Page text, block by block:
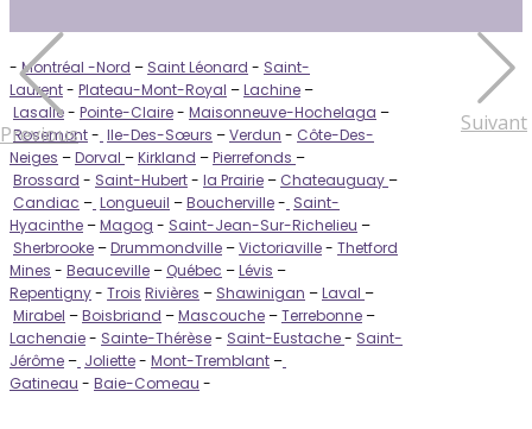
Previous Suivant
-Montréal -Nord – Saint Léonard - Saint-
Laurent- Plateau-Mont-Royal –Lachine –
Lasalle- Pointe-Claire- Maisonneuve-Hochelaga –
Rosemont- Ile-Des-Sœurs –Verdun - Côte-Des-
Neiges –Dorval –Kirkland –Pierrefonds –
Brossard - Saint-Hubert- la Prairie – Chateauguay –
Candiac – Longueuil –Boucherville- Saint-
Hyacinthe –Magog - Saint-Jean-Sur-Richelieu –
Sherbrooke –Drummondville –Victoriaville- Thetford
Mines - Beauceville – Québec –Lévis –
Repentigny- Trois Rivières – Shawinigan –Laval –
Mirabel –Boisbriand –Mascouche –Terrebonne –
Lachenaie- Sainte-Thérèse- Saint-Eustache- Saint-
Jérôme – Joliette- Mont-Tremblant –
Gatineau - Baie-Comeau -